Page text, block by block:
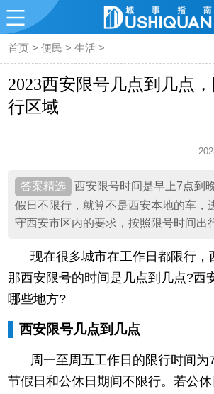
首页 >便民 >生活 >
2023西安限号几点到几点
行区域
西安限号时间是早上7点到
假日不限行，就算不是西安本地的车，
守西安市区内的要求，按照限号时间出
现在很多城市在工作日都限行，
那西安限号的时间是几点到几点?西
哪些地方?
西安限号几点到几点
周一至周五工作日的限行时间为
节假日和公休日期间不限行。若公